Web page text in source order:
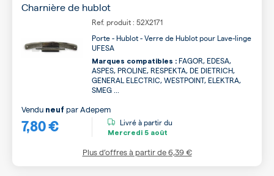
Charnière de hublot
Ref. produit : 52X2171
Porte - Hublot - Verre de Hublot pour Lave-linge
UFESA
Marques compatibles : FAGOR, EDESA,
ASPES, PROLINE, RESPEKTA, DE DIETRICH,
GENERAL ELECTRIC, WESTPOINT, ELEKTRA,
SMEG ...
7,80 €
Vendu neuf parAdepem
Livré à partir du
Mercredi 5 août
Plus d’offres à partir de6,39 €